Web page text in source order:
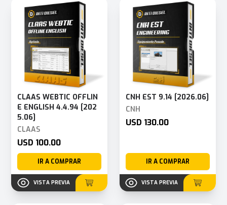
CLAAS WEBTIC OFFLIN
E ENGLISH 4.4.94 [202
5.06]
CLAAS
USD 100.00
IR A COMPRAR
VISTA PREVIA
CNH EST 9.14 [2026.06]
CNH
USD 130.00
IR A COMPRAR
VISTA PREVIA